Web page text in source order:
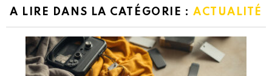
A LIRE DANS LA CATÉGORIE : ACTUALITÉ